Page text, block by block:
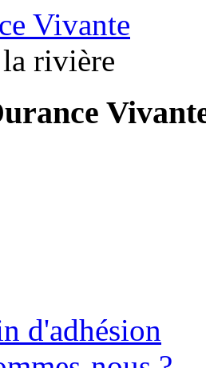
Vivante
rivière
d'adhésion